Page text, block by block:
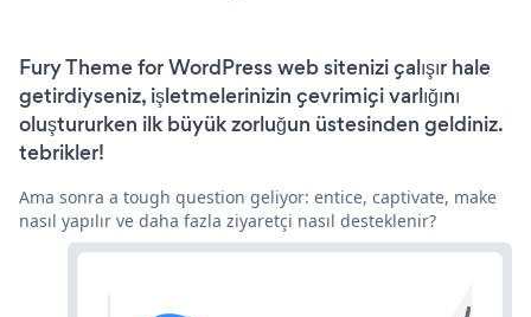
Fury Theme for WordPress web sitenizi çalışır hale
getirdiyseniz, işletmelerinizin çevrimiçi varlığını
oluştururken ilk büyük zorluğun üstesinden geldiniz.
tebrikler!
Ama sonra a tough question geliyor: entice, captivate, make
nasıl yapılır ve daha fazla ziyaretçi nasıl desteklenir?